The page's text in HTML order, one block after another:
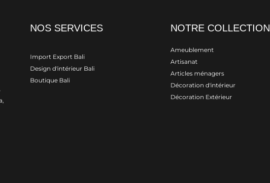
NOS SERVICES
Import Export Bali
Design d'intérieur Bali
Boutique Bali
NOTRE COLLECTION
Ameublement
Artisanat
Articles ménagers
Décoration d'intérieur
Décoration Extérieur